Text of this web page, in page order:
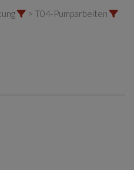
> T04-Pumparbeiten